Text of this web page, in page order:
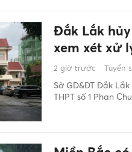
Đắk Lắk
xem xét xử
2 giờ trước Tuyển
Sở GD&ĐT Đắk
THPT số 1 Phan